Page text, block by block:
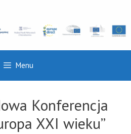
Menu
Konferencja
XXI wieku”